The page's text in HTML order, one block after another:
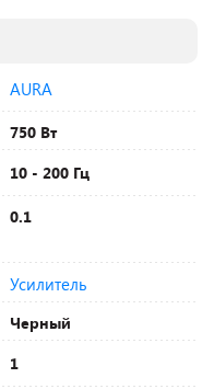
AURA
750 Вт
10 - 200 Гц
0.1
Усилитель
Черный
1